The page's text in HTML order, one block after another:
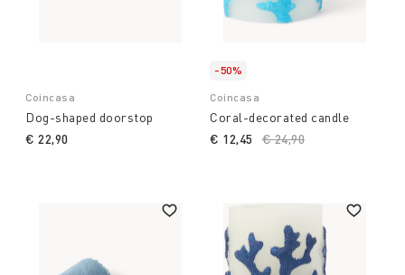
Coincasa
Dog-shaped doorstop
€ 22,90
-50%
Coincasa
Coral-decorated candle
Price reduced from
€ 24,90
€ 12,45